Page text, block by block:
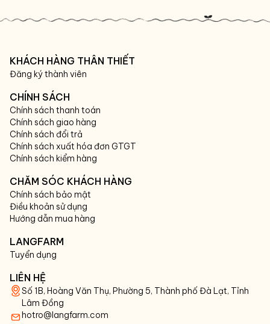
KHÁCH HÀNG THÂN THIẾT
Đăng ký thành viên
CHÍNH SÁCH
Chính sách thanh toán
Chính sách giao hàng
Chính sách đổi trả
Chính sách xuất hóa đơn GTGT
Chính sách kiểm hàng
CHĂM SÓC KHÁCH HÀNG
Chính sách bảo mật
Điều khoản sử dụng
Hướng dẫn mua hàng
LANGFARM
Tuyển dụng
LIÊN HỆ
Số 1B, Hoàng Văn Thụ, Phường 5, Thành phố Đà Lạt, Tỉnh
Lâm Đồng
hotro@langfarm.com